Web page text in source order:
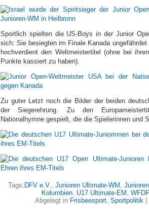
Sportlich spielten die US-Boys in der Junior
sich: Sie besiegten im Finale Kanada
hochverdient den Weltmeistertitel (ohne bei
Punkte kassiert zu haben).
Zu guter Letzt noch die Bilder der beiden
der Siegerehrung. Zu den
Nationalhymne gespielt, die die Spielerinnen und
Tags: DFV e.V., Junioren Ultimate-WM ,
Kolumbien, U17 Ultimate-EM , WFDF
Abgelegt in Frisbeesport, Sportpolitik